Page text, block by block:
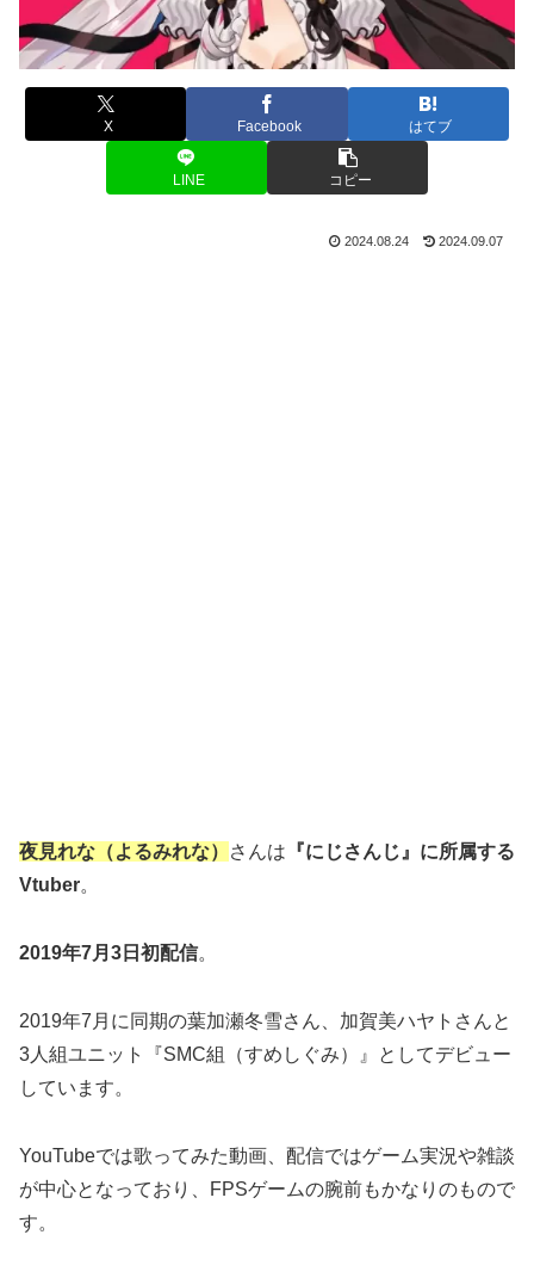
X Facebook はてブ
LINE コピー
2024.08.24 2024.09.07
夜見れな（よるみれな） さんは 『にじさんじ』に所属する
Vtuber。
2019年7月3日初配信。
2019年7月に同期の葉加瀬冬雪さん、加賀美ハヤトさんと
3人組ユニット『SMC組（すめしぐみ）』としてデビュー
しています。
YouTubeでは歌ってみた動画、配信ではゲーム実況や雑談
が中心となっており、FPSゲームの腕前もかなりのもので
す。